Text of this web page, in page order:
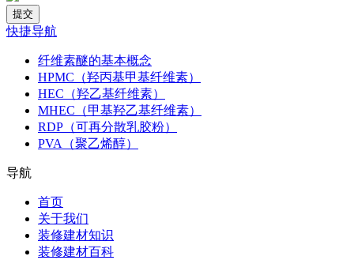
快捷导航
纤维素醚的基本概念
HPMC（羟丙基甲基纤维素）
HEC（羟乙基纤维素）
MHEC（甲基羟乙基纤维素）
RDP（可再分散乳胶粉）
PVA（聚乙烯醇）
导航
首页
关于我们
装修建材知识
装修建材百科